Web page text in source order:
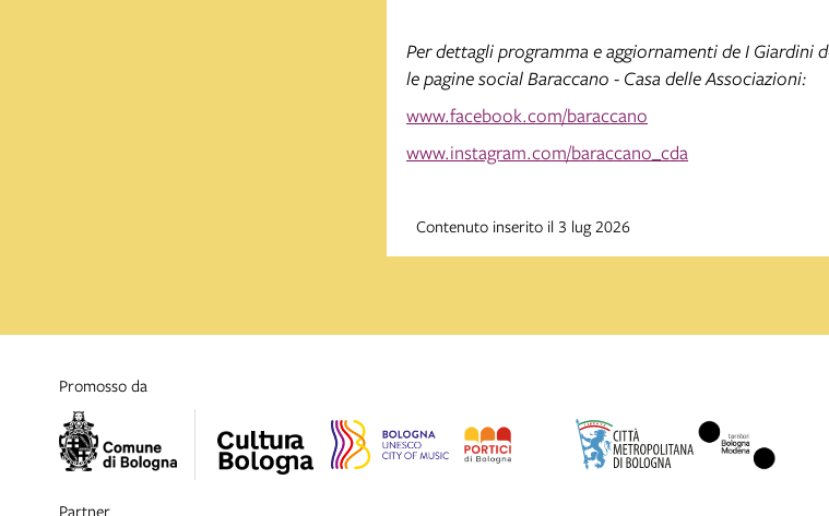
Per dettagli programma e aggiornamenti de I Giardini
le pagine social Baraccano - Casa delle Associazioni:
www.facebook.com/baraccano
www.instagram.com/baraccano_cda
Contenuto inserito il 3 lug 2026
promosso da
partner